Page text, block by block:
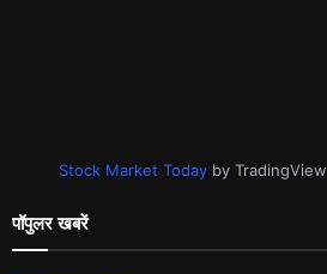
Stock Market Today by TradingView
पॉपुलर खबरें